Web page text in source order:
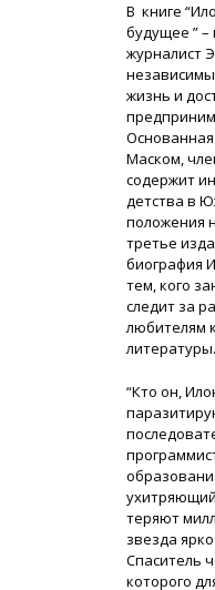
В книге
будущее ” –
журналист
жизнь и
Маском,
содержит
детства в
положения
третье
биография
тем, кого
следит за
любителям
литературы.
“Кто он,
теряют
звезда
Спаситель
которого